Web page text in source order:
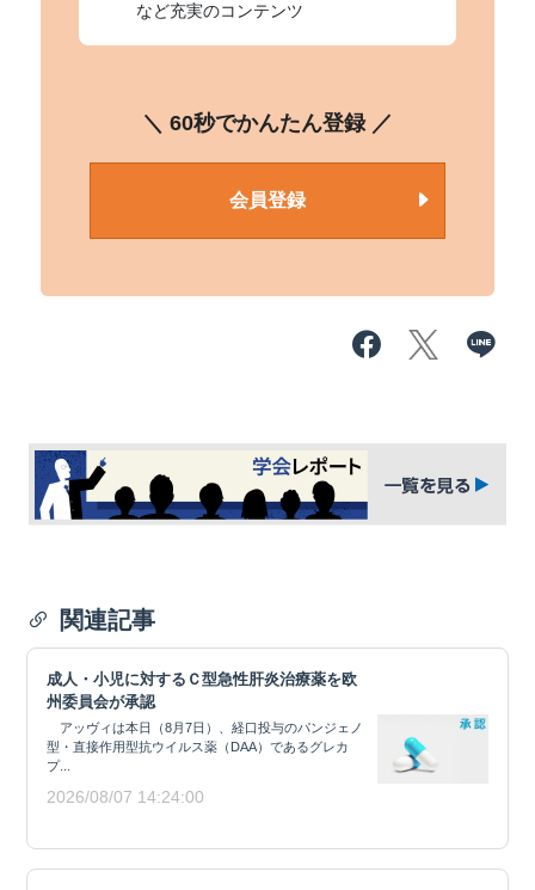
など充実のコンテンツ
＼ 60秒でかんたん登録 ／
会員登録
関連記事
成人・小児に対するＣ型急性肝炎治療薬を欧
州委員会が承認
アッヴィは本日（8月7日）、経口投与のパンジェノ
型・直接作用型抗ウイルス薬（DAA）であるグレカ
プ...
2026/08/07 14:24:00